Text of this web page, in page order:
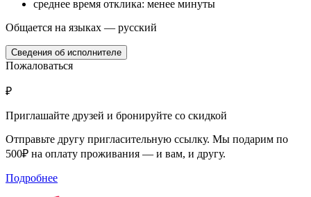
среднее время отклика: менее минуты
Общается на языках — русский
Сведения об исполнителе
Пожаловаться
₽
Приглашайте друзей и бронируйте со скидкой
Отправьте другу пригласительную ссылку. Мы подарим по
500₽ на оплату проживания — и вам, и другу.
Подробнее